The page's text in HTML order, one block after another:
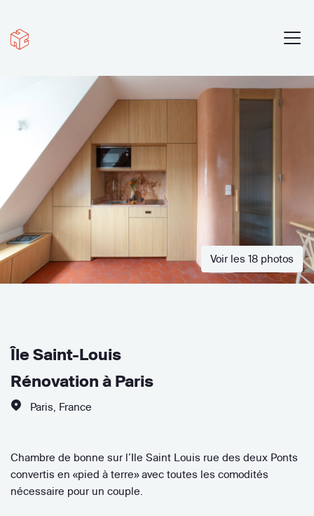
Voir les 18 photos
Île Saint-Louis
Rénovation à Paris
Paris France
Chambre de bonne sur l’Ile Saint Louis rue des deux Ponts
convertis en «pied à terre» avec toutes les comodités
nécessaire pour un couple.